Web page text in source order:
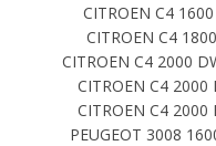
CITROEN C4
CITROEN C4
CITROEN C4 2000
CITROEN C4
CITROEN C4 2000
PEUGEOT 3008